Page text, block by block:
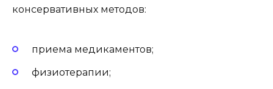
консервативных методов:
приема медикаментов;
физиотерапии;